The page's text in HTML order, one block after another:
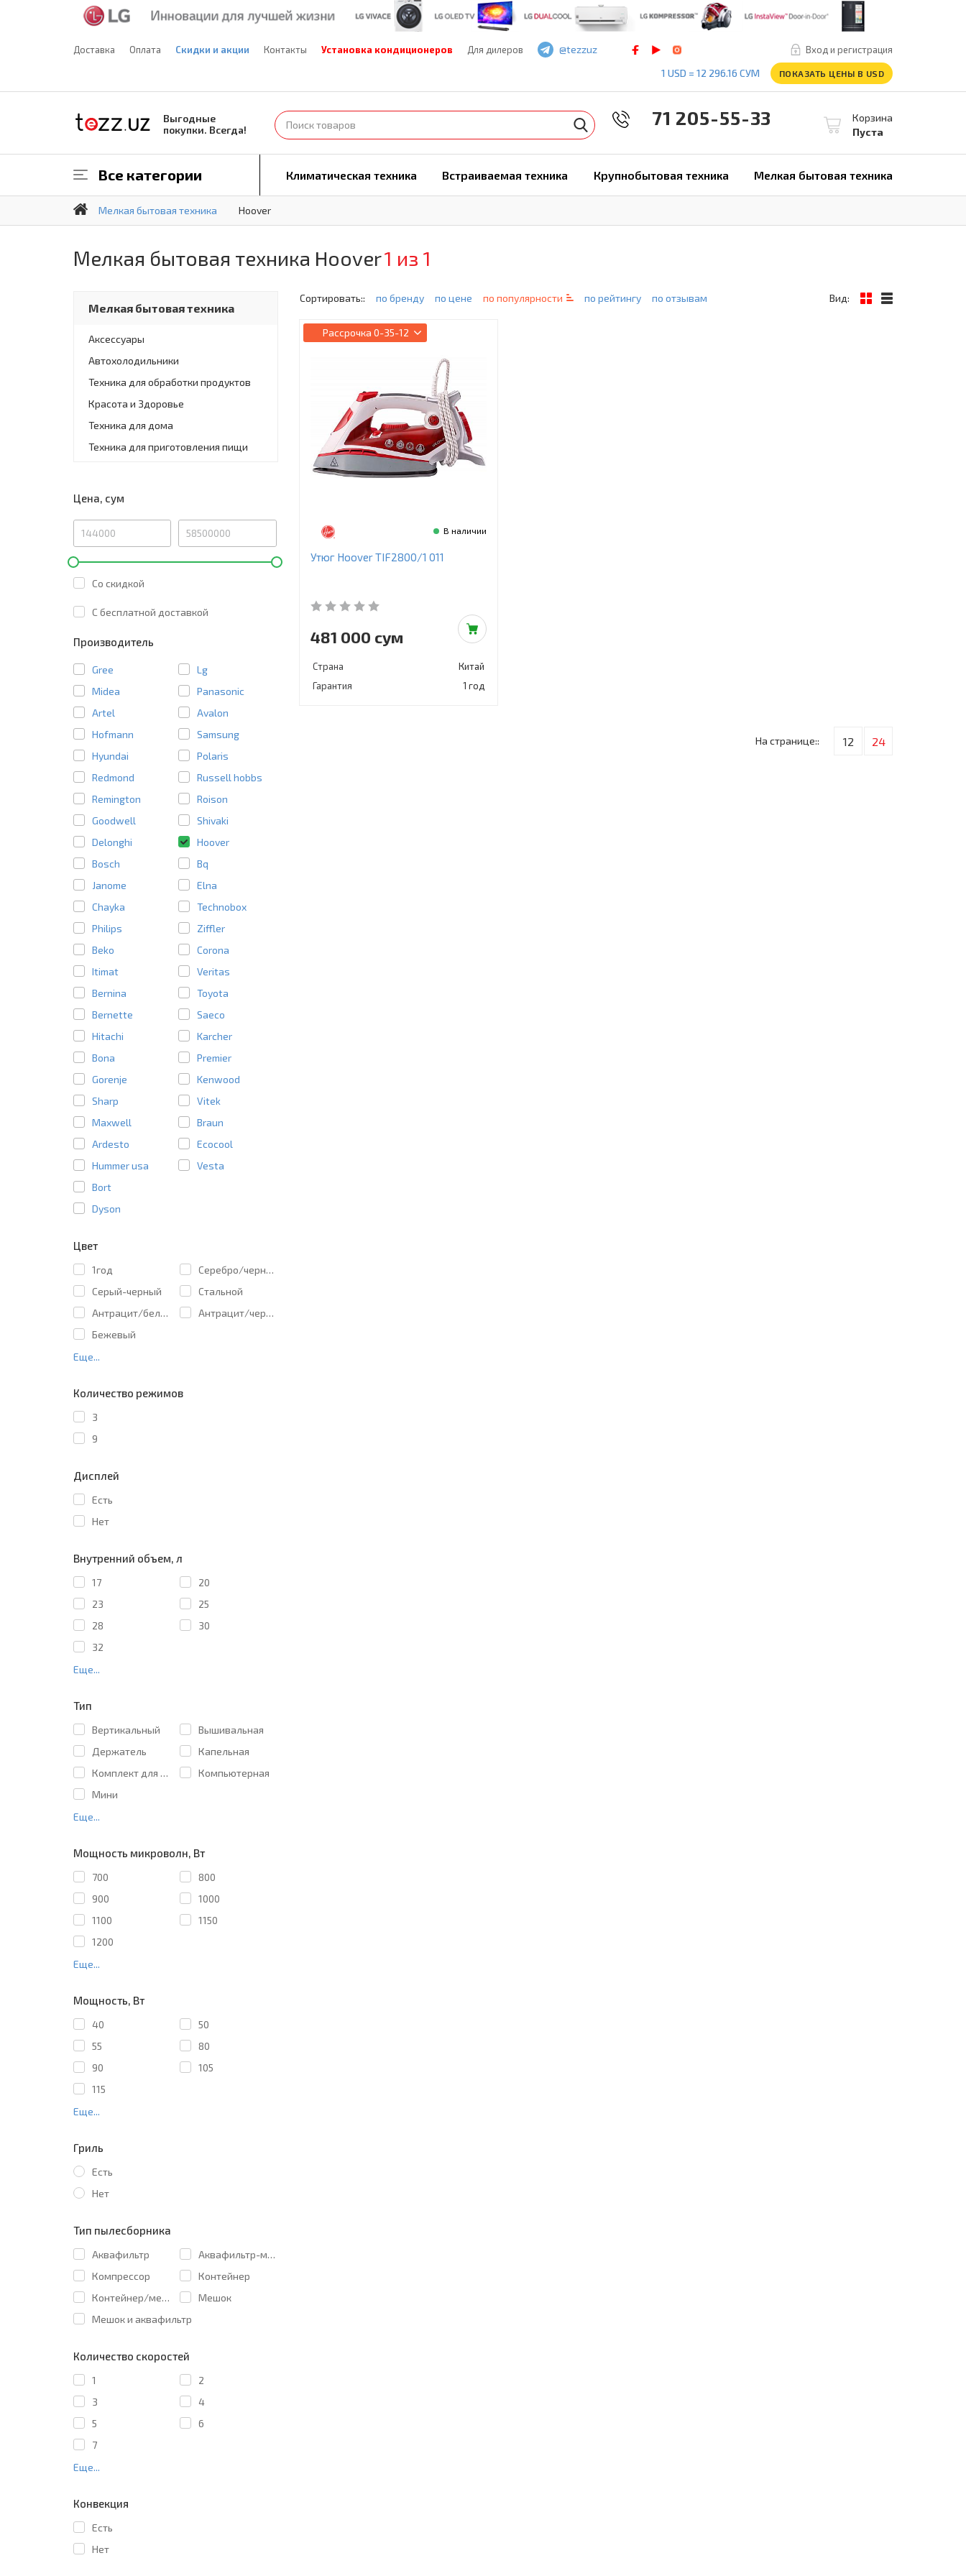
Доставка Оплата Скидки и акции Контакты Установка кондиционеров Для дилеров Вход и регистрация
@tezzuz
1 USD = 12 296.16 СУМ
ПОКАЗАТЬ ЦЕНЫ В USD
Выгодные
покупки. Всегда!
Корзина
Пуста
71 205-55-33
Все категории Климатическая техника Встраиваемая техника Крупнобытовая техника Мелкая бытовая техника
Мелкая бытовая техника Hoover
Мелкая бытовая техника Hoover1 из 1
Мелкая бытовая техника
Аксессуары
Автохолодильники
Техника для обработки продуктов
Красота и Здоровье
Техника для дома
Техника для приготовления пищи
Цена, сум
Со скидкой
C бесплатной доставкой
Производитель
Gree
Lg
Midea
Panasonic
Artel
Avalon
Hofmann
Samsung
Hyundai
Polaris
Redmond
Russell hobbs
Remington
Roison
Goodwell
Shivaki
Delonghi
Hoover
Bosch
Bq
Janome
Elna
Chayka
Technobox
Philips
Ziffler
Beko
Corona
Itimat
Veritas
Bernina
Toyota
Bernette
Saeco
Hitachi
Karcher
Bona
Premier
Gorenje
Kenwood
Sharp
Vitek
Maxwell
Braun
Ardesto
Ecocool
Hummer usa
Vesta
Bort
Dyson
Цвет
1год
Cеребро/черный
Cерый-черный
Cтальной
Антрацит/белый
Антрацит/черный
Бежевый
Еще...
Количество режимов
3
9
Дисплей
Есть
Нет
Внутренний объем, л
17
20
23
25
28
30
32
Еще...
Тип
Вертикальный
Вышивальная
Держатель
Капельная
Комплект для штабелирования
Компьютерная
Мини
Еще...
Мощность микроволн, Вт
700
800
900
1000
1100
1150
1200
Еще...
Мощность, Вт
40
50
55
80
90
105
115
Еще...
Гриль
Есть
Нет
Тип пылесборника
Аквафильтр
Аквафильтр-мешок
Компрессор
Контейнер
Контейнер/мешок
Мешок
Мешок и аквафильтр
Количество скоростей
1
2
3
4
5
6
7
Еще...
Конвекция
Есть
Нет
Сортировать:: по бренду по цене по популярности по рейтингу по отзывам Вид:
Рассрочка 0-35-12
В наличии
Утюг Hoover TIF2800/1 011
481 000 сум
Страна
Китай
Гарантия
1 год
На странице:: 12 24